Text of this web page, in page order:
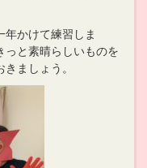
年かけて練習しま
っと素晴らしいものを
ましょう。